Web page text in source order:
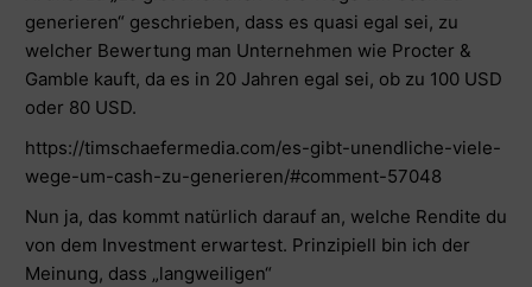
generieren“ geschrieben, dass es quasi egal sei, zu
welcher Bewertung man Unternehmen wie Procter &
Gamble kauft, da es in 20 Jahren egal sei, ob zu 100 USD
oder 80 USD.
https://timschaefermedia.com/es-gibt-unendliche-viele-
wege-um-cash-zu-generieren/#comment-57048
Nun ja, das kommt natürlich darauf an, welche Rendite du
von dem Investment erwartest. Prinzipiell bin ich der
Meinung, dass „langweiligen“